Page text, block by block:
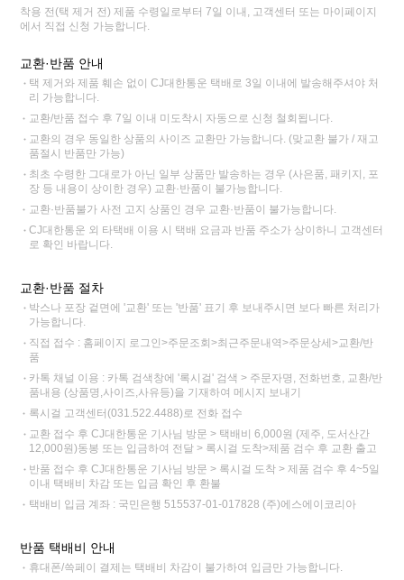
착용 전(택 제거 전) 제품 수령일로부터 7일 이내, 고객센터 또는 마이페이지
에서 직접 신청 가능합니다.
교환·반품 안내
택 제거와 제품 훼손 없이 CJ대한통운 택배로 3일 이내에 발송해주셔야 처
리 가능합니다.
교환/반품 접수 후 7일 이내 미도착시 자동으로 신청 철회됩니다.
교환의 경우 동일한 상품의 사이즈 교환만 가능합니다. (맞교환 불가 / 재고
품절시 반품만 가능)
최초 수령한 그대로가 아닌 일부 상품만 발송하는 경우 (사은품, 패키지, 포
장 등 내용이 상이한 경우) 교환·반품이 불가능합니다.
교환·반품불가 사전 고지 상품인 경우 교환·반품이 불가능합니다.
CJ대한통운 외 타택배 이용 시 택배 요금과 반품 주소가 상이하니 고객센터
로 확인 바랍니다.
교환·반품 절차
박스나 포장 겉면에 '교환' 또는 '반품' 표기 후 보내주시면 보다 빠른 처리가
가능합니다.
직접 접수 : 홈페이지 로그인>주문조회>최근주문내역>주문상세>교환/반
품
카톡 채널 이용 : 카톡 검색창에 '록시걸' 검색 > 주문자명, 전화번호, 교환/반
품내용 (상품명,사이즈,사유등)을 기재하여 메시지 보내기
록시걸 고객센터(031.522.4488)로 전화 접수
교환 접수 후 CJ대한통운 기사님 방문 > 택배비 6,000원 (제주, 도서산간
12,000원)동봉 또는 입금하여 전달 > 록시걸 도착>제품 검수 후 교환 출고
반품 접수 후 CJ대한통운 기사님 방문 > 록시걸 도착 > 제품 검수 후 4~5일
이내 택배비 차감 또는 입금 확인 후 환불
택배비 입금 계좌 : 국민은행 515537-01-017828 (주)에스에이코리아
반품 택배비 안내
휴대폰/쓱페이 결제는 택배비 차감이 불가하여 입금만 가능합니다.